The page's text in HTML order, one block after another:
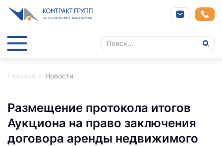
Главная Новости
Размещение протокола итогов
Аукциона на право заключения
договора аренды недвижимого